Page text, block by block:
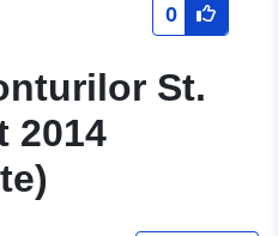
0
St.
2014